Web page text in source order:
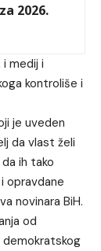
2026.
medij i
kontroliše i
je uveden
da vlast želi
ih tako
opravdane
novinara BiH.
od
demokratskog